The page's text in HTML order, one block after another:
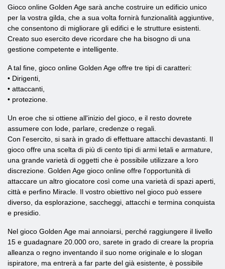
Gioco online Golden Age sarà anche costruire un edificio unico
per la vostra gilda, che a sua volta fornirà funzionalità aggiuntive,
che consentono di migliorare gli edifici e le strutture esistenti.
Creato suo esercito deve ricordare che ha bisogno di una
gestione competente e intelligente.
A tal fine, gioco online Golden Age offre tre tipi di caratteri:
• Dirigenti,
• attaccanti,
• protezione.
Un eroe che si ottiene all'inizio del gioco, e il resto dovrete
assumere con lode, parlare, credenze o regali.
Con l'esercito, si sarà in grado di effettuare attacchi devastanti. Il
gioco offre una scelta di più di cento tipi di armi letali e armature,
una grande varietà di oggetti che è possibile utilizzare a loro
discrezione. Golden Age gioco online offre l'opportunità di
attaccare un altro giocatore così come una varietà di spazi aperti,
città e perfino Miracle. Il vostro obiettivo nel gioco può essere
diverso, da esplorazione, saccheggi, attacchi e termina conquista
e presidio.
Nel gioco Golden Age mai annoiarsi, perché raggiungere il livello
15 e guadagnare 20.000 oro, sarete in grado di creare la propria
alleanza o regno inventando il suo nome originale e lo slogan
ispiratore, ma entrerà a far parte del già esistente, è possibile